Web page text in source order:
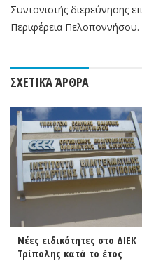
Συντονιστής διερεύνησης
Περιφέρεια Πελοποννήσου.
ΣΧΕΤΙΚΆ ΆΡΘΡΑ
Νέες ειδικότητες στο ΔΙΕΚ
Τρίπολης κατά το έτος